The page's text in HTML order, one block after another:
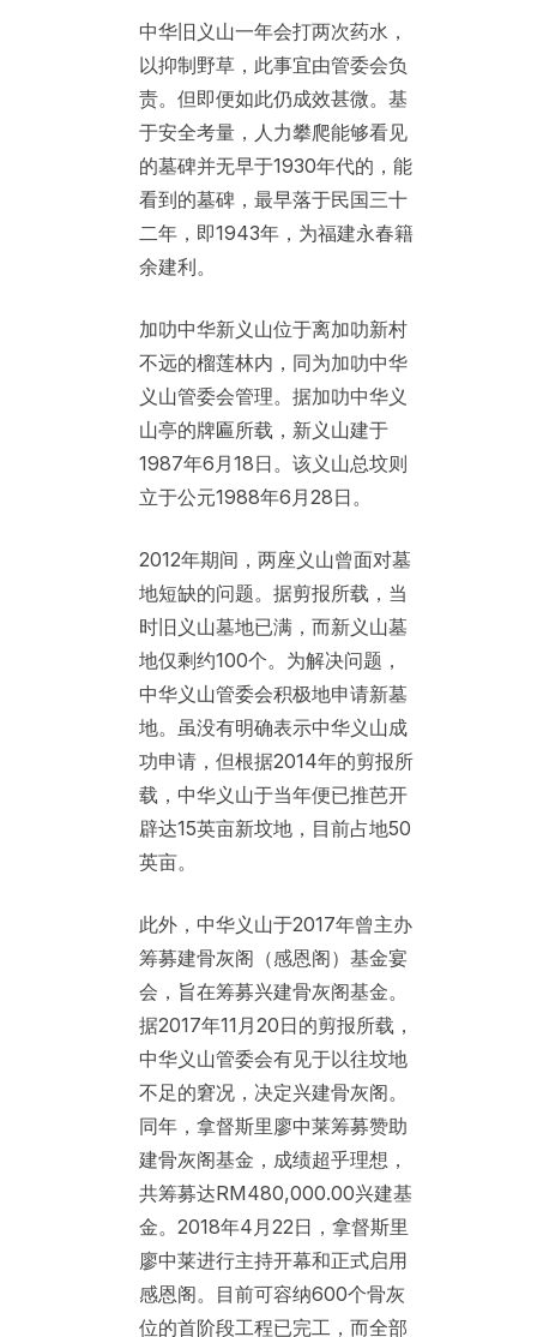
中华旧义山一年会打两次药水，
以抑制野草，此事宜由管委会负
责。但即便如此仍成效甚微。基
于安全考量，人力攀爬能够看见
的墓碑并无早于1930年代的，能
看到的墓碑，最早落于民国三十
二年，即1943年，为福建永春籍
余建利。
加叻中华新义山位于离加叻新村
不远的榴莲林内，同为加叻中华
义山管委会管理。据加叻中华义
山亭的牌匾所载，新义山建于
1987年6月18日。该义山总坟则
立于公元1988年6月28日。
2012年期间，两座义山曾面对墓
地短缺的问题。据剪报所载，当
时旧义山墓地已满，而新义山墓
地仅剩约100个。为解决问题，
中华义山管委会积极地申请新墓
地。虽没有明确表示中华义山成
功申请，但根据2014年的剪报所
载，中华义山于当年便已推芭开
辟达15英亩新坟地，目前占地50
英亩。
此外，中华义山于2017年曾主办
筹募建骨灰阁（感恩阁）基金宴
会，旨在筹募兴建骨灰阁基金。
据2017年11月20日的剪报所载，
中华义山管委会有见于以往坟地
不足的窘况，决定兴建骨灰阁。
同年，拿督斯里廖中莱筹募赞助
建骨灰阁基金，成绩超乎理想，
共筹募达RM480,000.00兴建基
金。2018年4月22日，拿督斯里
廖中莱进行主持开幕和正式启用
感恩阁。目前可容纳600个骨灰
位的首阶段工程已完工，而全部